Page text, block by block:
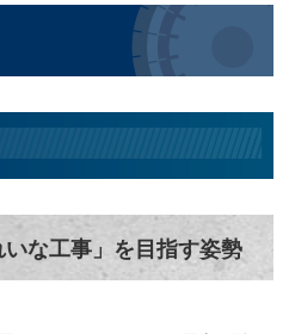
いな工事」を目指す姿勢